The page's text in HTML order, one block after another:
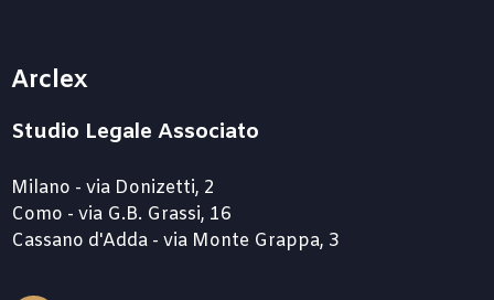
Arclex
Studio Legale Associato
Milano - via Donizetti, 2
Como - via G.B. Grassi, 16
Cassano d'Adda - via Monte Grappa, 3